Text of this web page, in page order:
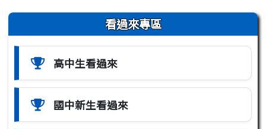
左邊區域內容 看過來專區
高中生看過來
國中新生看過來